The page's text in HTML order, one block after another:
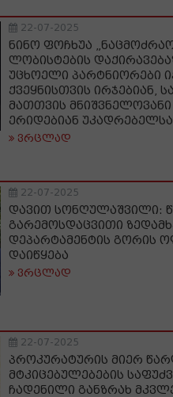
22-07-2025
ნინო ფოჩხუა
ლობისტების
უცხოელი პარტნიორები
ქვეყნისთვის ირჯებიან,
მათთვის
ერიდებიან
ვრცლად
22-07-2025
დავით სონღულაშვილი:
გარემოსდაცვითი
დეპარტამენტის გორის
დაიწყება
ვრცლად
22-07-2025
პროკურატურის მიერ
მტკიცებულებების
ჩადენილი განზრახ